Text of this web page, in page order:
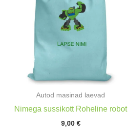
Autod masinad laevad
Nimega sussikott Roheline robot
9,00 €